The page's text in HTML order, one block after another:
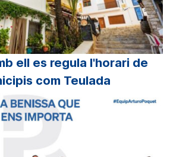
ell es regula l'horari de
com Teulada